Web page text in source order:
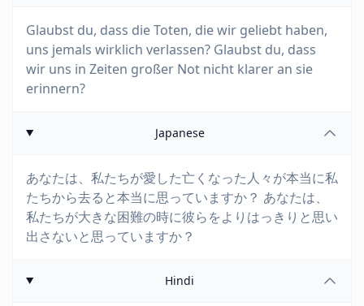
Glaubst du, dass die Toten, die wir geliebt haben,
uns jemals wirklich verlassen? Glaubst du, dass
wir uns in Zeiten großer Not nicht klarer an sie
erinnern?
Japanese
あなたは、私たちが愛した亡くなった人々が本当に私
たちから去ると本当に思っていますか？ あなたは、
私たちが大きな困難の時に彼らをよりはっきりと思い
出さないと思っていますか？
Hindi